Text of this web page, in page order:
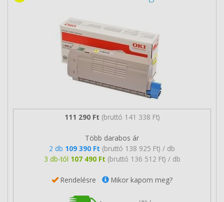
111 290 Ft (bruttó 141 338 Ft)
Több darabos ár
2 db 109 390 Ft (bruttó 138 925 Ft) / db
3 db-tól 107 490 Ft (bruttó 136 512 Ft) / db
Rendelésre Mikor kapom meg?